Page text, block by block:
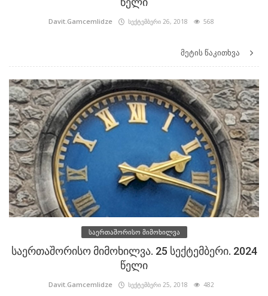
Davit.Gamcemlidze სექტემბერი 26, 2018 568
მეტის წაკითხვა
საერთაშორისო მიმოხილვა
საერთაშორისო მიმოხილვა. 25 სექტემბერი. 2024
წელი
Davit.Gamcemlidze სექტემბერი 25, 2018 482